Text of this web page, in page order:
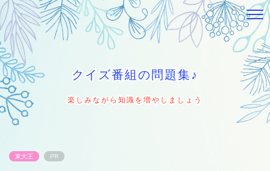
クイズ番組の問題集♪
楽しみながら知識を増やしましょう
東大王 PR